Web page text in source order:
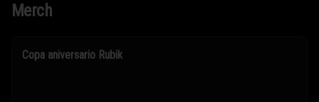
Merch
Copa aniversario Rubik